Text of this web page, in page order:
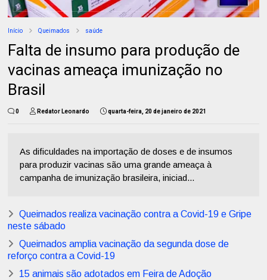
Início Queimados saúde
Falta de insumo para produção de
vacinas ameaça imunização no
Brasil
0 Redator Leonardo quarta-feira, 20 de janeiro de 2021
As dificuldades na importação de doses e de insumos
para produzir vacinas são uma grande ameaça à
campanha de imunização brasileira, iniciad...
Queimados realiza vacinação contra a Covid-19 e Gripe
neste sábado
Queimados amplia vacinação da segunda dose de
reforço contra a Covid-19
15 animais são adotados em Feira de Adoção